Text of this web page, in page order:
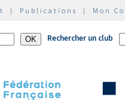
| Publications | Mon
Rechercher un club